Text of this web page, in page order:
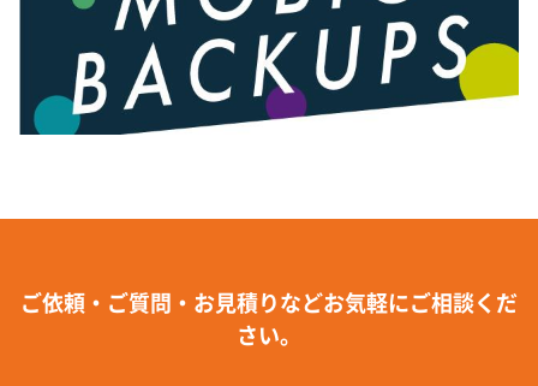
ご依頼・ご質問・お見積りなどお気軽にご相談くだ
さい。